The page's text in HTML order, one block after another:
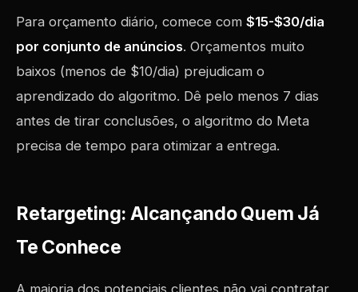
Para orçamento diário, comece com $15-$30/dia
por conjunto de anúncios. Orçamentos muito
baixos (menos de $10/dia) prejudicam o
aprendizado do algoritmo. Dê pelo menos 7 dias
antes de tirar conclusões, o algoritmo do Meta
precisa de tempo para otimizar a entrega.
Retargeting: Alcançando Quem Já
Te Conhece
A maioria dos potenciais clientes não vai contratar